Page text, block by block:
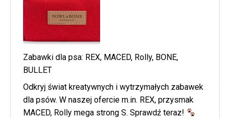
Zabawki dla psa: REX, MACED, Rolly, BONE,
BULLET
Odkryj świat kreatywnych i wytrzymałych zabawek
dla psów. W naszej ofercie m.in. REX, przysmak
MACED, Rolly mega strong S. Sprawdź teraz!